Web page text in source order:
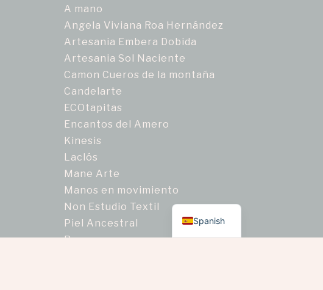
A mano
Angela Viviana Roa Hernández
Artesania Embera Dobida
Artesania Sol Naciente
Camon Cueros de la montaña
Candelarte
ECOtapitas
Encantos del Amero
Kinesis
Laclós
Mane Arte
Manos en movimiento
Non Estudio Textil
Piel Ancestral
Ragam
Spanish